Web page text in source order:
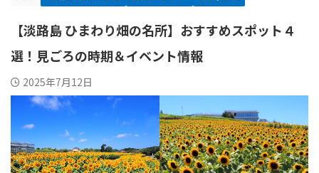
【淡路島 ひまわり畑の名所】おすすめスポット４
選！見ごろの時期＆イベント情報
2025年7月12日